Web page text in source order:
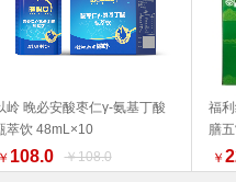
岭 晚必安酸枣仁γ-氨基丁酸
萃饮 48mL×10
￥ 108.0 ￥108.0
福
膳
产
为
￥